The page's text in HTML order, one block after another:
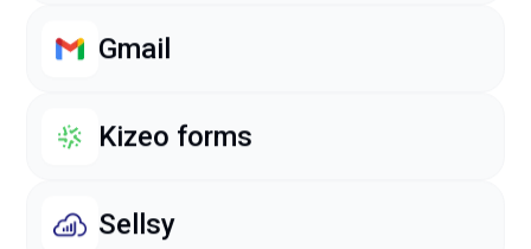
Gmail
Kizeo forms
Sellsy